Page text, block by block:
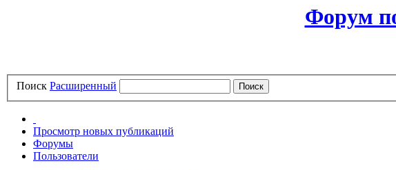
Форум
Поиск Расширенный
Просмотр новых публикаций
Форумы
Пользователи